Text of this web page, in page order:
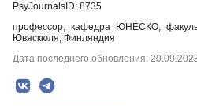
PsyJournalsID: 8735
профессор, кафедра ЮНЕСКО,
Ювяскюля, Финляндия
Дата последнего обновления: